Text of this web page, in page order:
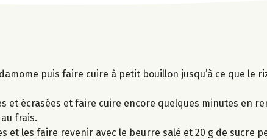
puis faire cuire à petit bouillon jusqu’à ce que le
et écrasées et faire cuire encore quelques minutes en
frais.
et les faire revenir avec le beurre salé et 20 g de sucre